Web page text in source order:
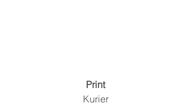
Print
Kurier